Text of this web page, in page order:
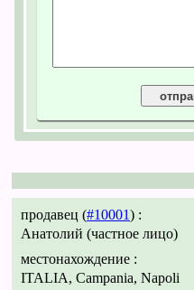
продавец (#10001) :
Анатолий (частное лицо)
местонахождение :
ITALIA, Campania, Napoli